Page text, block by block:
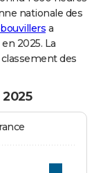
nationale des
a
2025. La
des